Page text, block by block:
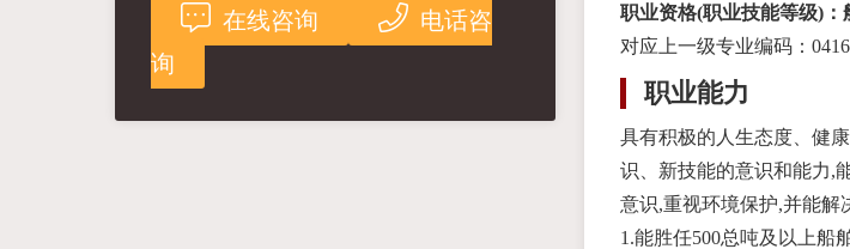
在线咨询
电话咨
询
职业资格(职业技能等级)：
对应上一级专业编码：
职业能力
具有积极的人生态度、健
识、新技能的意识和能力,
意识,重视环境保护,并能解
1.能胜任500总吨及以上船